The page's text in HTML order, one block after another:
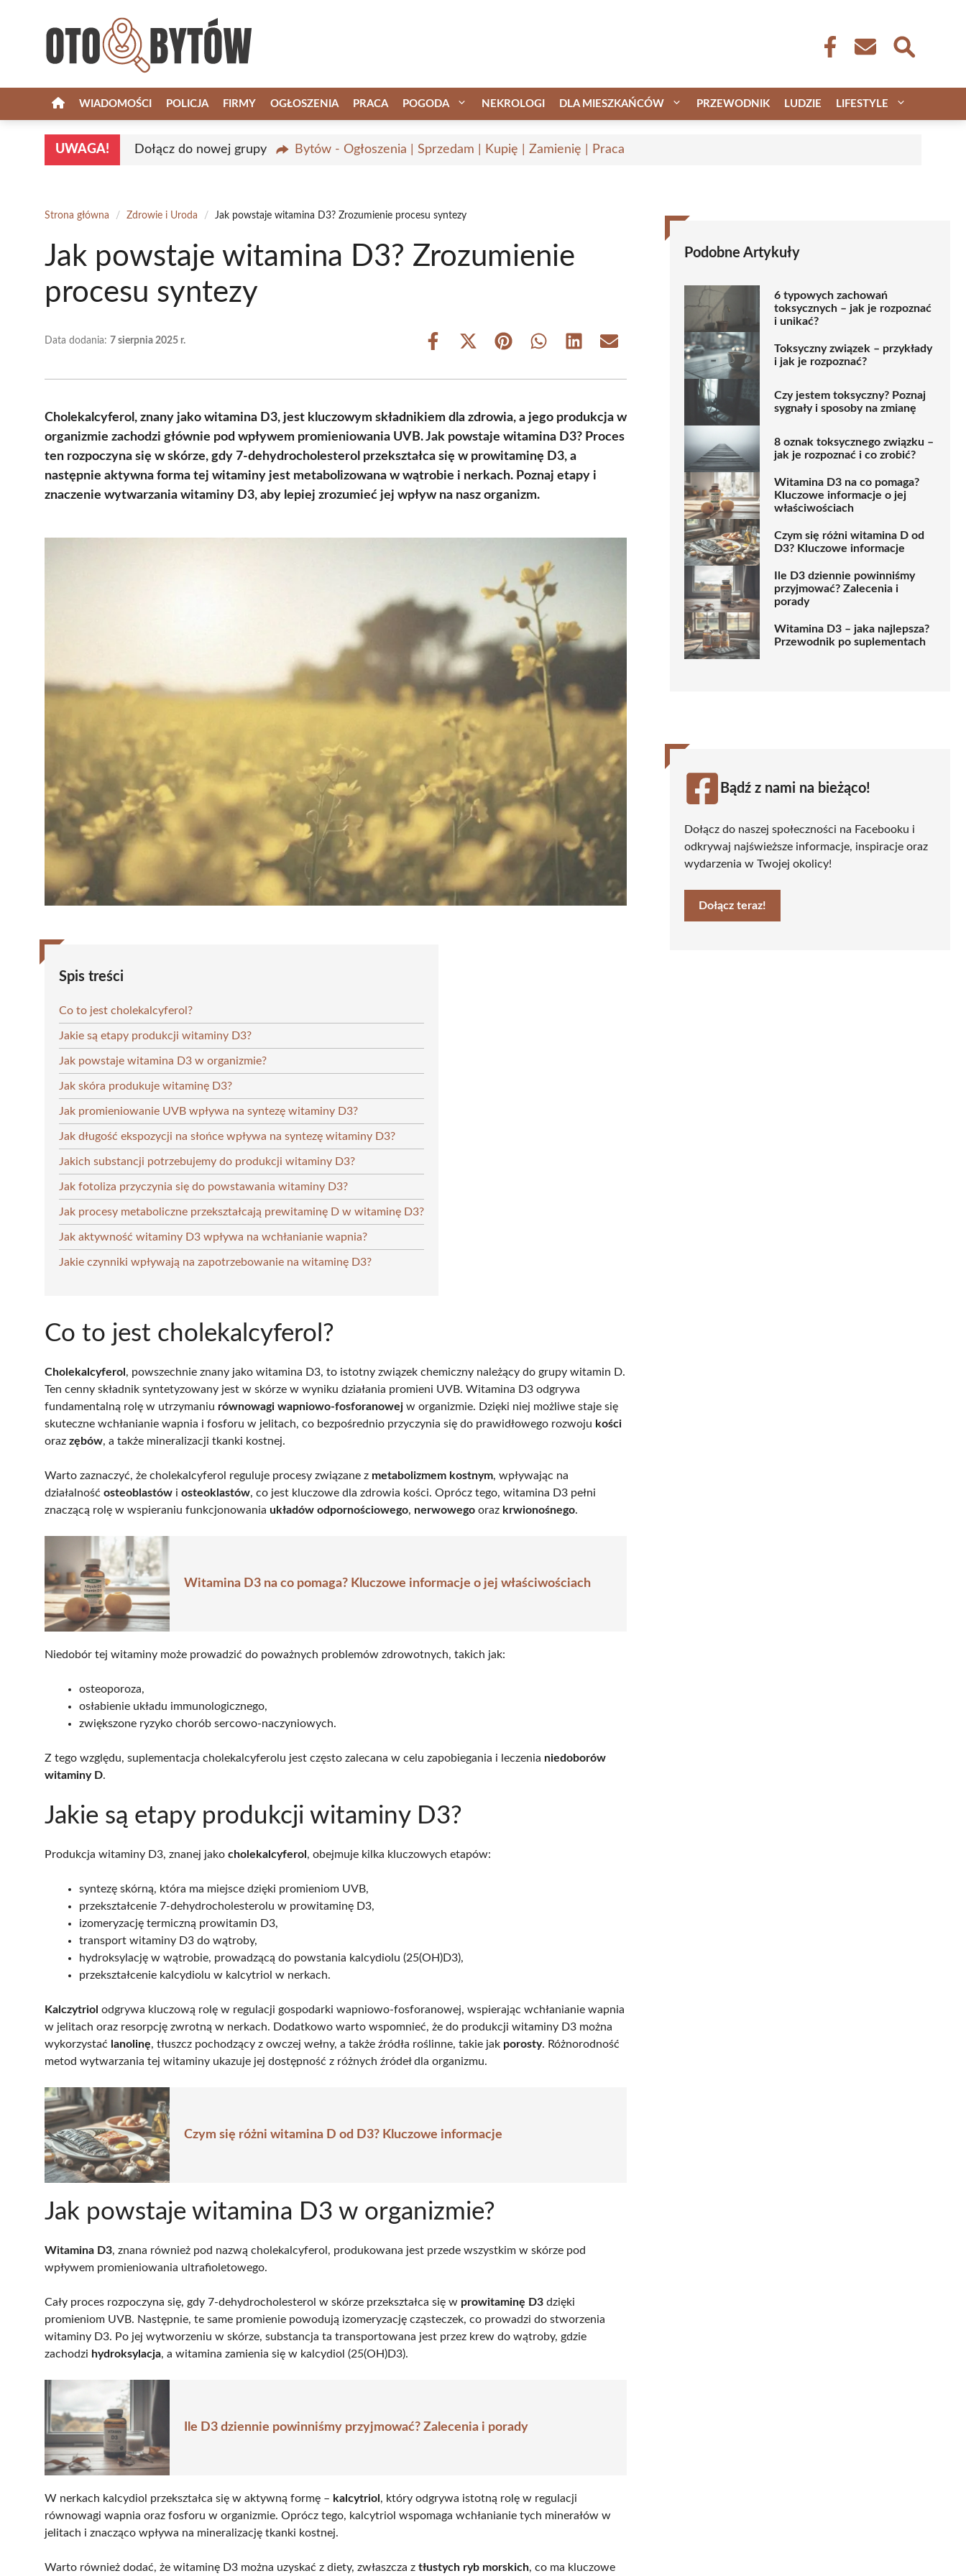
WIADOMOŚCI POLICJA FIRMY OGŁOSZENIA PRACA POGODA NEKROLOGI DLA MIESZKAŃCÓW PRZEWODNIK LUDZIE LIFESTYLE
UWAGA! Dołącz do nowej grupy Bytów - Ogłoszenia | Sprzedam | Kupię | Zamienię | Praca
Strona główna / Zdrowie i Uroda / Jak powstaje witamina D3? Zrozumienie procesu syntezy
Jak powstaje witamina D3? Zrozumienie
procesu syntezy
Data dodania: 7 sierpnia 2025 r.
Share
Share
(Twitter)
Share Share Share Share
Cholekalcyferol, znany jako witamina D3, jest kluczowym składnikiem dla zdrowia, a jego produkcja w
organizmie zachodzi głównie pod wpływem promieniowania UVB. Jak powstaje witamina D3? Proces
ten rozpoczyna się w skórze, gdy 7-dehydrocholesterol przekształca się w prowitaminę D3, a
następnie aktywna forma tej witaminy jest metabolizowana w wątrobie i nerkach. Poznaj etapy i
znaczenie wytwarzania witaminy D3, aby lepiej zrozumieć jej wpływ na nasz organizm.
Spis treści
Co to jest cholekalcyferol?
Jakie są etapy produkcji witaminy D3?
Jak powstaje witamina D3 w organizmie?
Jak skóra produkuje witaminę D3?
Jak promieniowanie UVB wpływa na syntezę witaminy D3?
Jak długość ekspozycji na słońce wpływa na syntezę witaminy D3?
Jakich substancji potrzebujemy do produkcji witaminy D3?
Jak fotoliza przyczynia się do powstawania witaminy D3?
Jak procesy metaboliczne przekształcają prewitaminę D w witaminę D3?
Jak aktywność witaminy D3 wpływa na wchłanianie wapnia?
Jakie czynniki wpływają na zapotrzebowanie na witaminę D3?
Co to jest cholekalcyferol?
Cholekalcyferol , powszechnie znany jako witamina D3, to istotny związek chemiczny należący do grupy witamin D.
Ten cenny składnik syntetyzowany jest w skórze w wyniku działania promieni UVB. Witamina D3 odgrywa
fundamentalną rolę w utrzymaniu równowagi wapniowo-fosforanowej w organizmie. Dzięki niej możliwe staje się
skuteczne wchłanianie wapnia i fosforu w jelitach, co bezpośrednio przyczynia się do prawidłowego rozwoju kości
oraz zębów, a także mineralizacji tkanki kostnej.
Warto zaznaczyć, że cholekalcyferol reguluje procesy związane z metabolizmem kostnym, wpływając na
działalność osteoblastów i osteoklastów, co jest kluczowe dla zdrowia kości. Oprócz tego, witamina D3 pełni
znaczącą rolę w wspieraniu funkcjonowania układów odpornościowego, nerwowego oraz krwionośnego.
Witamina D3 na co pomaga? Kluczowe informacje o jej właściwościach
Niedobór tej witaminy może prowadzić do poważnych problemów zdrowotnych, takich jak:
osteoporoza,
osłabienie układu immunologicznego,
zwiększone ryzyko chorób sercowo-naczyniowych.
Z tego względu, suplementacja cholekalcyferolu jest często zalecana w celu zapobiegania i leczenia niedoborów
witaminy D.
Jakie są etapy produkcji witaminy D3?
Produkcja witaminy D3, znanej jako cholekalcyferol , obejmuje kilka kluczowych etapów:
syntezę skórną, która ma miejsce dzięki promieniom UVB,
przekształcenie 7-dehydrocholesterolu w prowitaminę D3,
izomeryzację termiczną prowitamin D3,
transport witaminy D3 do wątroby,
hydroksylację w wątrobie, prowadzącą do powstania kalcydiolu (25(OH)D3),
przekształcenie kalcydiolu w kalcytriol w nerkach.
Kalczytriol odgrywa kluczową rolę w regulacji gospodarki wapniowo-fosforanowej, wspierając wchłanianie wapnia
w jelitach oraz resorpcję zwrotną w nerkach. Dodatkowo warto wspomnieć, że do produkcji witaminy D3 można
wykorzystać lanolinę, tłuszcz pochodzący z owczej wełny, a także źródła roślinne, takie jak porosty. Różnorodność
metod wytwarzania tej witaminy ukazuje jej dostępność z różnych źródeł dla organizmu.
Czym się różni witamina D od D3? Kluczowe informacje
Jak powstaje witamina D3 w organizmie?
Witamina D3, znana również pod nazwą cholekalcyferol, produkowana jest przede wszystkim w skórze pod
wpływem promieniowania ultrafioletowego.
Cały proces rozpoczyna się, gdy 7-dehydrocholesterol w skórze przekształca się w prowitaminę D3 dzięki
promieniom UVB. Następnie, te same promienie powodują izomeryzację cząsteczek, co prowadzi do stworzenia
witaminy D3. Po jej wytworzeniu w skórze, substancja ta transportowana jest przez krew do wątroby, gdzie
zachodzi hydroksylacja, a witamina zamienia się w kalcydiol (25(OH)D3).
Ile D3 dziennie powinniśmy przyjmować? Zalecenia i porady
W nerkach kalcydiol przekształca się w aktywną formę – kalcytriol, który odgrywa istotną rolę w regulacji
równowagi wapnia oraz fosforu w organizmie. Oprócz tego, kalcytriol wspomaga wchłanianie tych minerałów w
jelitach i znacząco wpływa na mineralizację tkanki kostnej.
Warto również dodać, że witaminę D3 można uzyskać z diety, zwłaszcza z tłustych ryb morskich, co ma kluczowe
Podobne Artykuły
6 typowych zachowań
toksycznych – jak je rozpoznać
i unikać?
Toksyczny związek – przykłady
i jak je rozpoznać?
Czy jestem toksyczny? Poznaj
sygnały i sposoby na zmianę
8 oznak toksycznego związku –
jak je rozpoznać i co zrobić?
Witamina D3 na co pomaga?
Kluczowe informacje o jej
właściwościach
Czym się różni witamina D od
D3? Kluczowe informacje
Ile D3 dziennie powinniśmy
przyjmować? Zalecenia i
porady
Witamina D3 – jaka najlepsza?
Przewodnik po suplementach
Bądź z nami na bieżąco!
Dołącz do naszej społeczności na Facebooku i
odkrywaj najświeższe informacje, inspiracje oraz
wydarzenia w Twojej okolicy!
Dołącz teraz!